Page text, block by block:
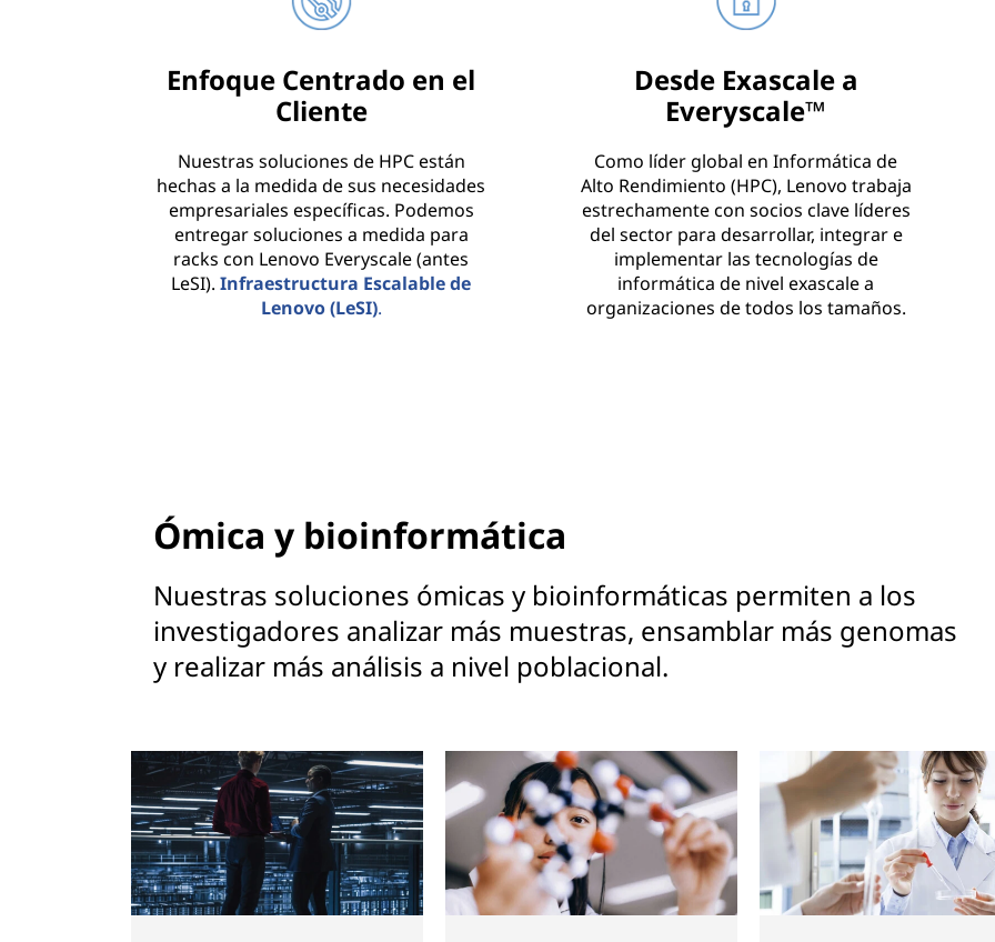
Enfoque Centrado en el
Cliente
Nuestras soluciones de HPC están
hechas a la medida de sus necesidades
empresariales específicas. Podemos
entregar soluciones a medida para
racks con Lenovo Everyscale (antes
LeSI). Infraestructura Escalable de
Lenovo (LeSI).
Desde Exascale a
Everyscale™
Como líder global en Informática de
Alto Rendimiento (HPC), Lenovo trabaja
estrechamente con socios clave líderes
del sector para desarrollar, integrar e
implementar las tecnologías de
informática de nivel exascale a
organizaciones de todos los tamaños.
Ómica y bioinformática
Nuestras soluciones ómicas y bioinformáticas permiten a los
investigadores analizar más muestras, ensamblar más genomas
y realizar más análisis a nivel poblacional.